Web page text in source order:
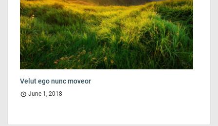
Velut ego nunc moveor
June 1, 2018